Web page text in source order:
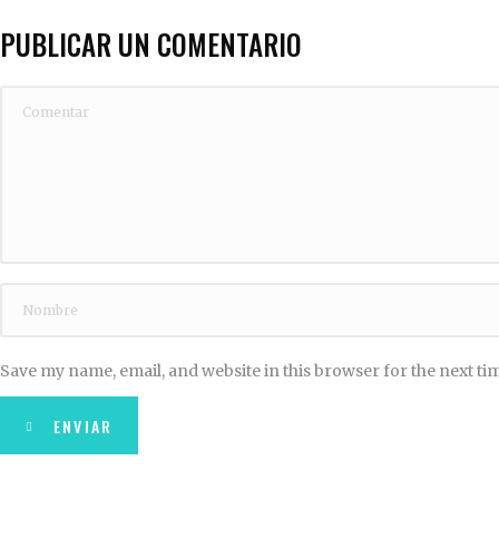
PUBLICAR UN COMENTARIO
Save my name, email, and website in this browser for the next
ENVIAR